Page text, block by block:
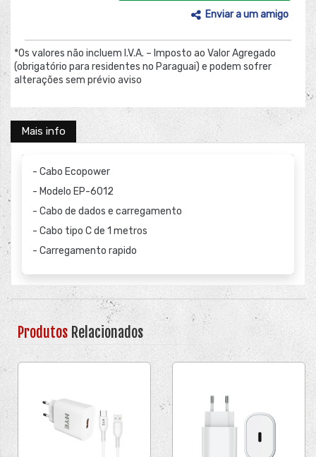
Enviar a um amigo
*Os valores não incluem I.V.A. – Imposto ao Valor Agregado
(obrigatório para residentes no Paraguai) e podem sofrer
alterações sem prévio aviso
Mais info
- Cabo Ecopower
- Modelo EP-6012
- Cabo de dados e carregamento
- Cabo tipo C de 1 metros
- Carregamento rapido
Produtos Relacionados